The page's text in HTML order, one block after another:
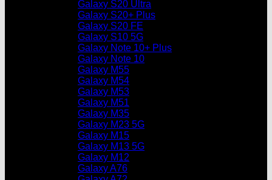
Galaxy S20 Ultra
Galaxy S20+ Plus
Galaxy S20 FE
Galaxy S10 5G
Galaxy Note 10+ Plus
Galaxy Note 10
Galaxy M55
Galaxy M54
Galaxy M53
Galaxy M51
Galaxy M35
Galaxy M23 5G
Galaxy M15
Galaxy M13 5G
Galaxy M12
Galaxy A76